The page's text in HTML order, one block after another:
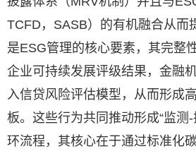
TCFD，SASB）的有机融合从而
是ESG管理的核心要素，其完整
企业可持续发展评级结果，金融
入信贷风险评估模型，从而形成
板。这些行为共同推动形成“监测
环流程，其核心在于通过标准化